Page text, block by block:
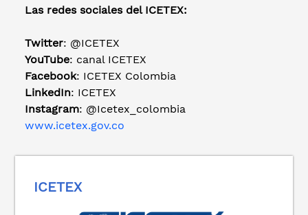
Las redes sociales del ICETEX:
Twitter: @ICETEX
YouTube: canal ICETEX
Facebook: ICETEX Colombia
LinkedIn: ICETEX
Instagram: @Icetex_colombia
www.icetex.gov.co
ICETEX